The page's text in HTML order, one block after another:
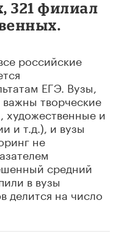
321 филиал
российские
ЕГЭ. Вузы,
творческие
художественные и
и т.д.), и вузы
не
средний
в вузы
делится на число